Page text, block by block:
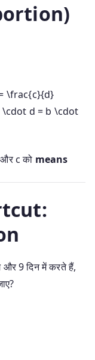
\frac{c}{d}
d = b \cdot
c को means
और 9 दिन में करते हैं,